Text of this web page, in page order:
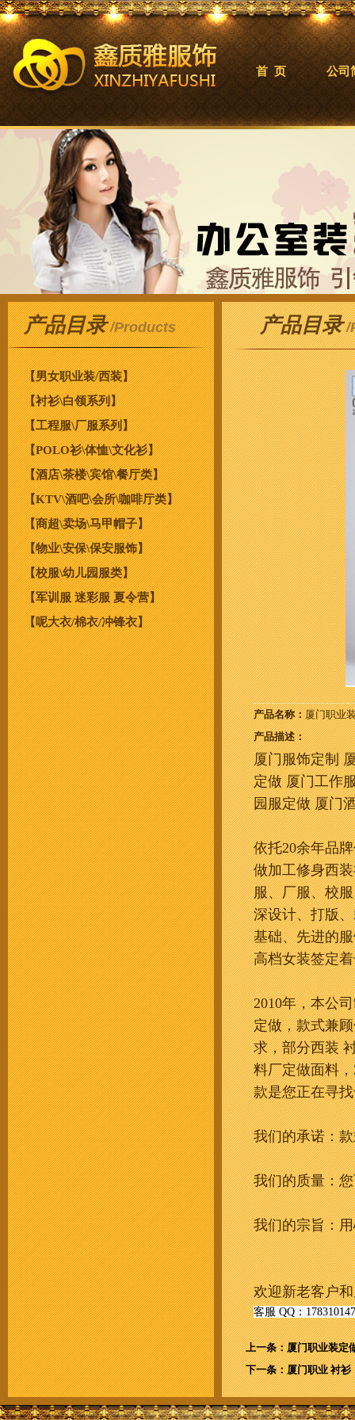
首 页 公司
产品目录 /Products
【男女职业装/西装】
【衬衫\白领系列】
【工程服\厂服系列】
【POLO衫\体恤\文化衫】
【酒店\茶楼\宾馆\餐厅类】
【KTV\酒吧\会所\咖啡厅类】
【商超\卖场\马甲帽子】
【物业\安保\保安服饰】
【校服\幼儿园服类】
【军训服 迷彩服 夏令营】
【呢大衣/棉衣/冲锋衣】
产品目录 /
产品名称：厦门职业
产品描述：
厦门服饰定制
定做 厦门工作
园服定做 厦门
依托20余年品
做加工修身西
服、厂服、校
深设计、打版
基础、先进的
高档女装签定
2010年，本公
定做，款式兼
求，部分西装
料厂定做面料
款是您正在寻
我们的承诺：
我们的质量：
我们的宗旨：
欢迎新老客户
客服 QQ：
上一条：厦门职业装定
下一条：厦门职业 衬衫